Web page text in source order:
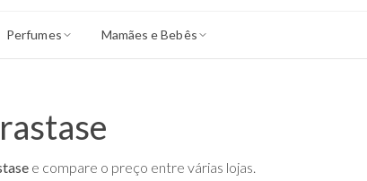
Perfumes Mamães e Bebês
e compare o preço entre várias lojas.